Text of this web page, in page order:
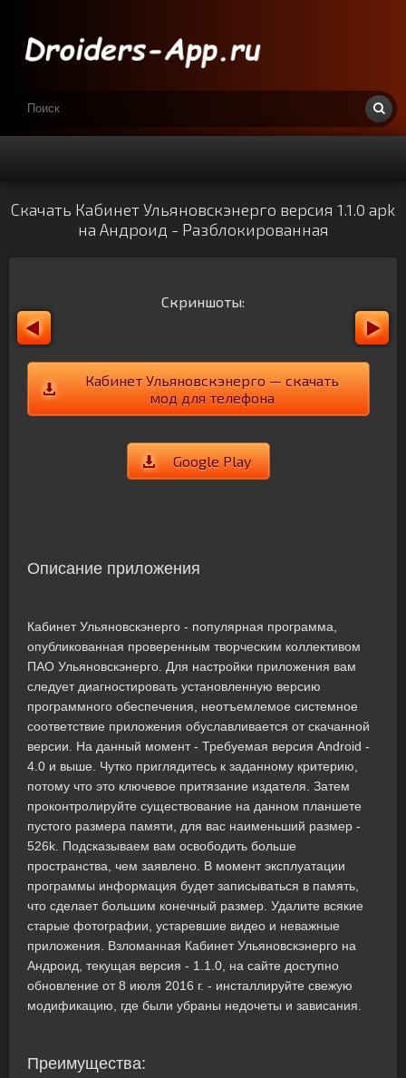
Скачать Кабинет Ульяновскэнерго версия 1.1.0 apk
на Андроид - Разблокированная
Скриншоты:
Кабинет Ульяновскэнерго — скачать
мод для телефона
Google Play
Описание приложения
Кабинет Ульяновскэнерго - популярная программа,
опубликованная проверенным творческим коллективом
ПАО Ульяновскэнерго. Для настройки приложения вам
следует диагностировать установленную версию
программного обеспечения, неотъемлемое системное
соответствие приложения обуславливается от скачанной
версии. На данный момент - Требуемая версия Android -
4.0 и выше. Чутко приглядитесь к заданному критерию,
потому что это ключевое притязание издателя. Затем
проконтролируйте существование на данном планшете
пустого размера памяти, для вас наименьший размер -
526k. Подсказываем вам освободить больше
пространства, чем заявлено. В момент эксплуатации
программы информация будет записываться в память,
что сделает большим конечный размер. Удалите всякие
старые фотографии, устаревшие видео и неважные
приложения. Взломанная Кабинет Ульяновскэнерго на
Андроид, текущая версия - 1.1.0, на сайте доступно
обновление от 8 июля 2016 г. - инсталлируйте свежую
модификацию, где были убраны недочеты и зависания.
Преимущества: